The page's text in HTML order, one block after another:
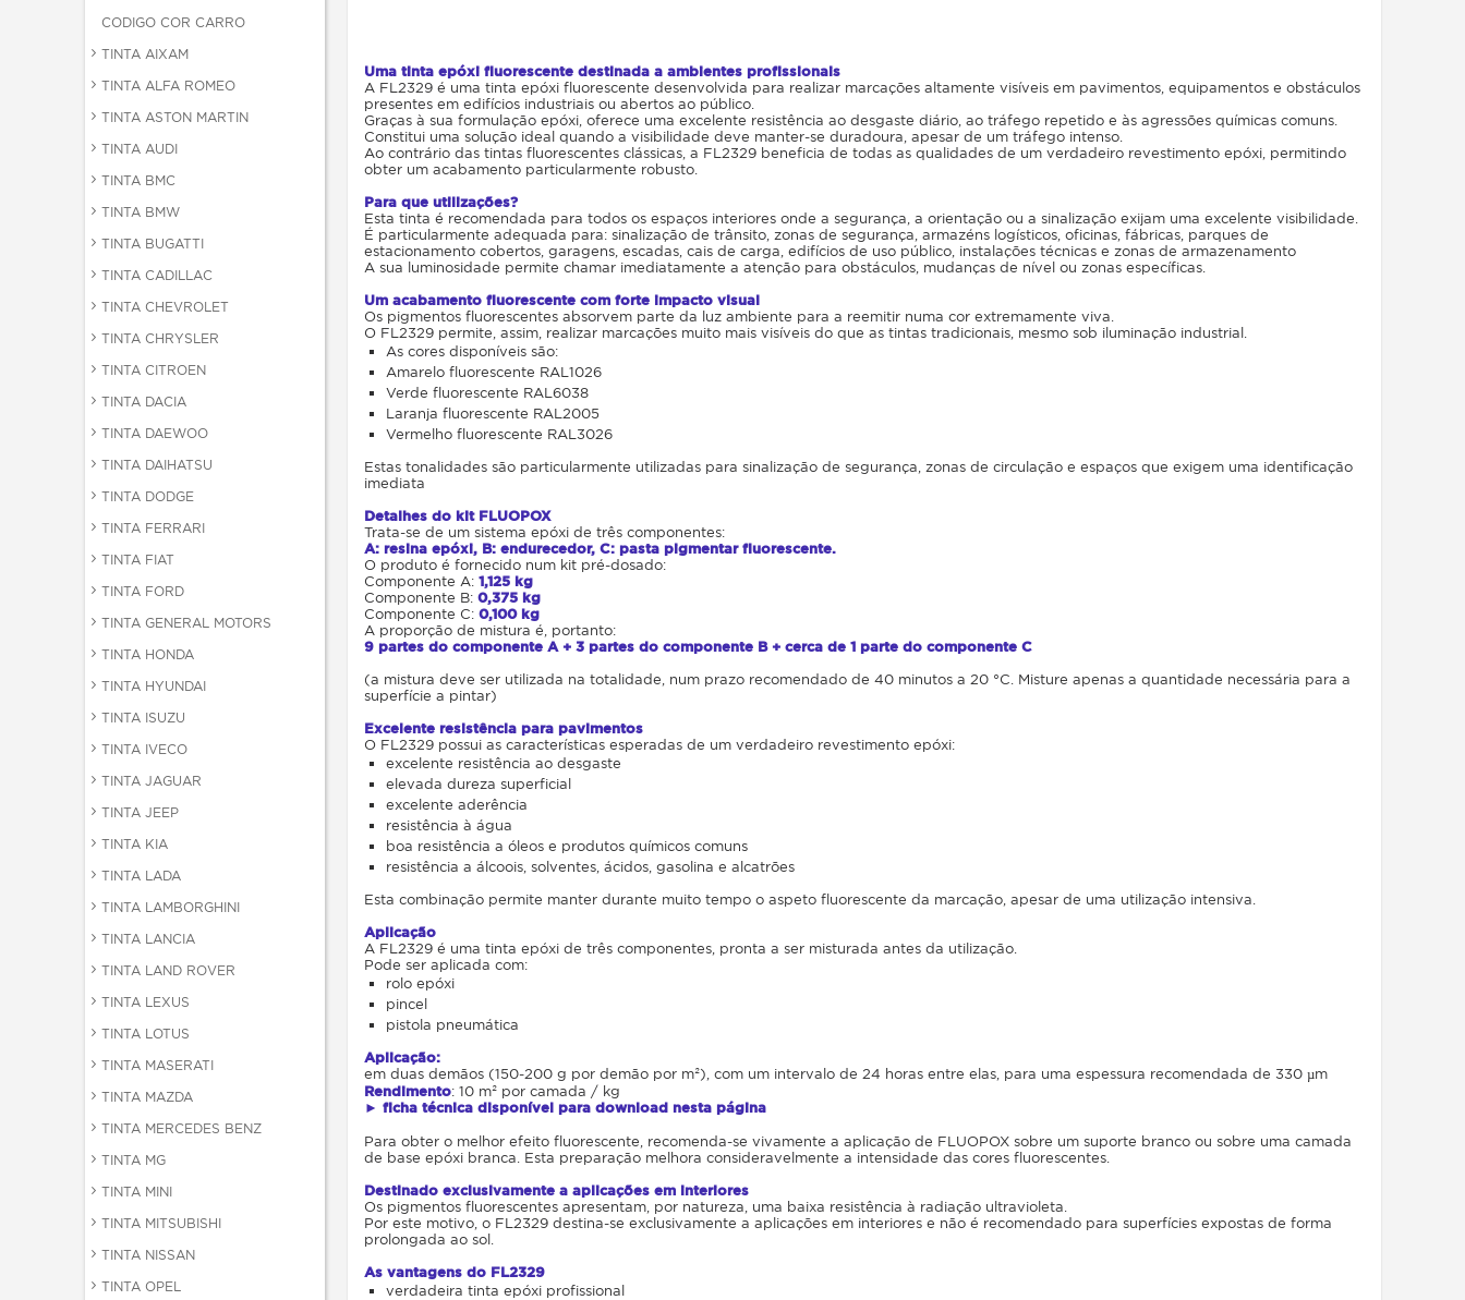
CODIGO COR CARRO
TINTA AIXAM
TINTA ALFA ROMEO
TINTA ASTON MARTIN
TINTA AUDI
TINTA BMC
TINTA BMW
TINTA BUGATTI
TINTA CADILLAC
TINTA CHEVROLET
TINTA CHRYSLER
TINTA CITROEN
TINTA DACIA
TINTA DAEWOO
TINTA DAIHATSU
TINTA DODGE
TINTA FERRARI
TINTA FIAT
TINTA FORD
TINTA GENERAL MOTORS
TINTA HONDA
TINTA HYUNDAI
TINTA ISUZU
TINTA IVECO
TINTA JAGUAR
TINTA JEEP
TINTA KIA
TINTA LADA
TINTA LAMBORGHINI
TINTA LANCIA
TINTA LAND ROVER
TINTA LEXUS
TINTA LOTUS
TINTA MASERATI
TINTA MAZDA
TINTA MERCEDES BENZ
TINTA MG
TINTA MINI
TINTA MITSUBISHI
TINTA NISSAN
TINTA OPEL
Uma tinta epóxi fluorescente destinada a ambientes profissionais
A FL2329 é uma tinta epóxi fluorescente desenvolvida para realizar marcações altamente visíveis em pavimentos, equipamentos e obstáculos
presentes em edifícios industriais ou abertos ao público.
Graças à sua formulação epóxi, oferece uma excelente resistência ao desgaste diário, ao tráfego repetido e às agressões químicas comuns.
Constitui uma solução ideal quando a visibilidade deve manter-se duradoura, apesar de um tráfego intenso.
Ao contrário das tintas fluorescentes clássicas, a FL2329 beneficia de todas as qualidades de um verdadeiro revestimento epóxi, permitindo
obter um acabamento particularmente robusto.
Para que utilizações?
Esta tinta é recomendada para todos os espaços interiores onde a segurança, a orientação ou a sinalização exijam uma excelente visibilidade.
É particularmente adequada para: sinalização de trânsito, zonas de segurança, armazéns logísticos, oficinas, fábricas, parques de
estacionamento cobertos, garagens, escadas, cais de carga, edifícios de uso público, instalações técnicas e zonas de armazenamento
A sua luminosidade permite chamar imediatamente a atenção para obstáculos, mudanças de nível ou zonas específicas.
Um acabamento fluorescente com forte impacto visual
Os pigmentos fluorescentes absorvem parte da luz ambiente para a reemitir numa cor extremamente viva.
O FL2329 permite, assim, realizar marcações muito mais visíveis do que as tintas tradicionais, mesmo sob iluminação industrial.
As cores disponíveis são:
Amarelo fluorescente RAL1026
Verde fluorescente RAL6038
Laranja fluorescente RAL2005
Vermelho fluorescente RAL3026
Estas tonalidades são particularmente utilizadas para sinalização de segurança, zonas de circulação e espaços que exigem uma identificação
imediata
Detalhes do kit FLUOPOX
Trata-se de um sistema epóxi de três componentes:
A: resina epóxi, B: endurecedor, C: pasta pigmentar fluorescente.
O produto é fornecido num kit pré-dosado:
Componente A: 1,125 kg
Componente B: 0,375 kg
Componente C: 0,100 kg
A proporção de mistura é, portanto:
9 partes do componente A + 3 partes do componente B + cerca de 1 parte do componente C
(a mistura deve ser utilizada na totalidade, num prazo recomendado de 40 minutos a 20 °C. Misture apenas a quantidade necessária para a
superfície a pintar)
Excelente resistência para pavimentos
O FL2329 possui as características esperadas de um verdadeiro revestimento epóxi:
excelente resistência ao desgaste
elevada dureza superficial
excelente aderência
resistência à água
boa resistência a óleos e produtos químicos comuns
resistência a álcoois, solventes, ácidos, gasolina e alcatrões
Esta combinação permite manter durante muito tempo o aspeto fluorescente da marcação, apesar de uma utilização intensiva.
Aplicação
A FL2329 é uma tinta epóxi de três componentes, pronta a ser misturada antes da utilização.
Pode ser aplicada com:
rolo epóxi
pincel
pistola pneumática
Aplicação:
em duas demãos (150-200 g por demão por m²), com um intervalo de 24 horas entre elas, para uma espessura recomendada de 330 µm
Rendimento: 10 m² por camada / kg
► ficha técnica disponível para download nesta página
Para obter o melhor efeito fluorescente, recomenda-se vivamente a aplicação de FLUOPOX sobre um suporte branco ou sobre uma camada
de base epóxi branca. Esta preparação melhora consideravelmente a intensidade das cores fluorescentes.
Destinado exclusivamente a aplicações em interiores
Os pigmentos fluorescentes apresentam, por natureza, uma baixa resistência à radiação ultravioleta.
Por este motivo, o FL2329 destina-se exclusivamente a aplicações em interiores e não é recomendado para superfícies expostas de forma
prolongada ao sol.
As vantagens do FL2329
verdadeira tinta epóxi profissional